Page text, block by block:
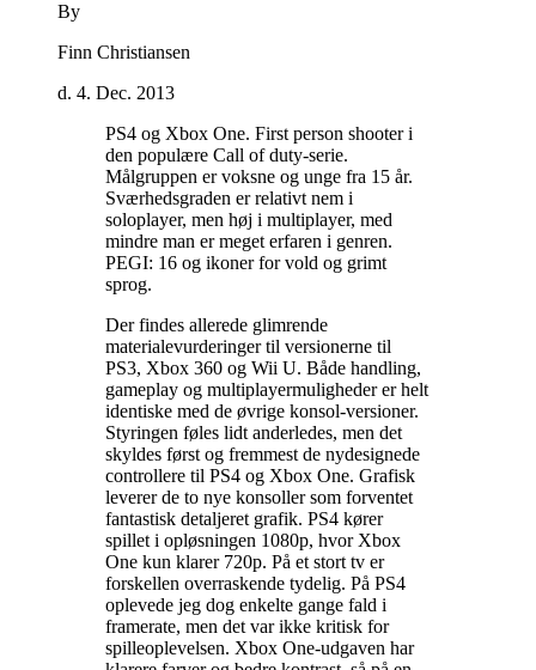
By
Finn Christiansen
d. 4. Dec. 2013
PS4 og Xbox One. First person shooter i
den populære Call of duty-serie.
Målgruppen er voksne og unge fra 15 år.
Sværhedsgraden er relativt nem i
soloplayer, men høj i multiplayer, med
mindre man er meget erfaren i genren.
PEGI: 16 og ikoner for vold og grimt
sprog.
Der findes allerede glimrende
materialevurderinger til versionerne til
PS3, Xbox 360 og Wii U. Både handling,
gameplay og multiplayermuligheder er helt
identiske med de øvrige konsol-versioner.
Styringen føles lidt anderledes, men det
skyldes først og fremmest de nydesignede
controllere til PS4 og Xbox One. Grafisk
leverer de to nye konsoller som forventet
fantastisk detaljeret grafik. PS4 kører
spillet i opløsningen 1080p, hvor Xbox
One kun klarer 720p. På et stort tv er
forskellen overraskende tydelig. På PS4
oplevede jeg dog enkelte gange fald i
framerate, men det var ikke kritisk for
spilleoplevelsen. Xbox One-udgaven har